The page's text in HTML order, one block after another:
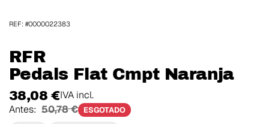
RFR
Pedals Flat Cmpt Naranja
38,08 €IVA incl.
Antes: 50,78 € ESGOTADO
REF: #0000022383